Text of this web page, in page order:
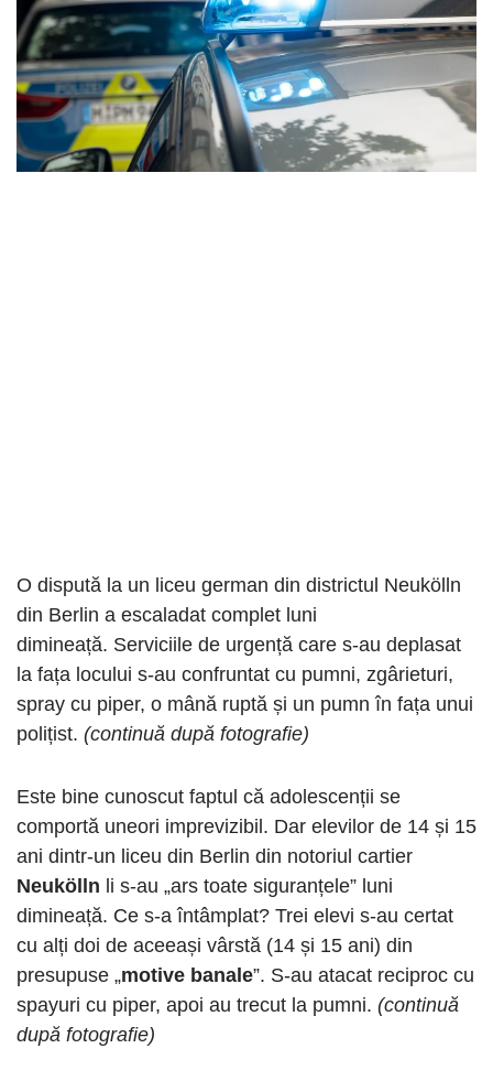
O dispută la un liceu german din districtul Neukölln
din Berlin a escaladat complet luni
dimineață. Serviciile de urgență care s-au deplasat
la fața locului s-au confruntat cu pumni, zgârieturi,
spray cu piper, o mână ruptă și un pumn în fața unui
polițist. (continuă după fotografie)
Este bine cunoscut faptul că adolescenții se
comportă uneori imprevizibil. Dar elevilor de 14 și 15
ani dintr-un liceu din Berlin din notoriul cartier
Neukölln li s-au „ars toate siguranțele” luni
dimineață. Ce s-a întâmplat? Trei elevi s-au certat
cu alți doi de aceeași vârstă (14 și 15 ani) din
presupuse „motive banale”. S-au atacat reciproc cu
spayuri cu piper, apoi au trecut la pumni. (continuă
după fotografie)